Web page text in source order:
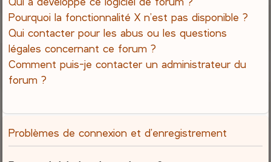
Pourquoi la fonctionnalité X n’est pas disponible ?
Qui contacter pour les abus ou les questions
légales concernant ce forum ?
Comment puis-je contacter un administrateur du
forum ?
Problèmes de connexion et d’enregistrement